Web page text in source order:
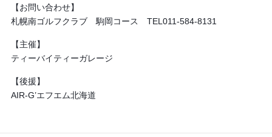
【お問い合わせ】
札幌南ゴルフクラブ 駒岡コース TEL011-584-8131
【主催】
ティーバイティーガレージ
【後援】
AIR-G’エフエム北海道